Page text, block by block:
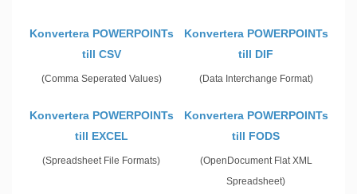
Konvertera POWERPOINTs
till CSV
(Comma Seperated Values)
Konvertera POWERPOINTs
till DIF
(Data Interchange Format)
Konvertera POWERPOINTs
till EXCEL
(Spreadsheet File Formats)
Konvertera POWERPOINTs
till FODS
(OpenDocument Flat XML
Spreadsheet)